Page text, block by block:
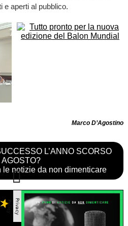
e aperti al pubblico.
Marco D’Agostino
L’ANNO SCORSO
AGOSTO?
notizie da non dimenticare